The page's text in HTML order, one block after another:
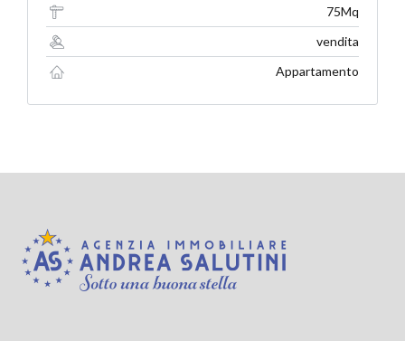
75Mq
vendita
Appartamento